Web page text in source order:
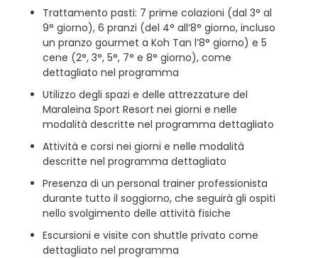
Trattamento pasti: 7 prime colazioni (dal 3° al
9° giorno), 6 pranzi (del 4° all’8° giorno, incluso
un pranzo gourmet a Koh Tan l’8° giorno) e 5
cene (2°, 3°, 5°, 7° e 8° giorno), come
dettagliato nel programma
Utilizzo degli spazi e delle attrezzature del
Maraleina Sport Resort nei giorni e nelle
modalità descritte nel programma dettagliato
Attività e corsi nei giorni e nelle modalità
descritte nel programma dettagliato
Presenza di un personal trainer professionista
durante tutto il soggiorno, che seguirà gli ospiti
nello svolgimento delle attività fisiche
Escursioni e visite con shuttle privato come
dettagliato nel programma